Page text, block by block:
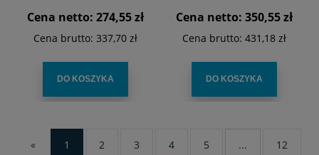
Cena netto: 274,55 zł
Cena brutto: 337,70 zł
DO KOSZYKA
Cena netto: 350,55 zł
Cena brutto: 431,18 zł
DO KOSZYKA
« 1 2 3 4 5 ... 12